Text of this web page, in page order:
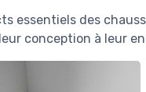
essentiels des
conception à leur